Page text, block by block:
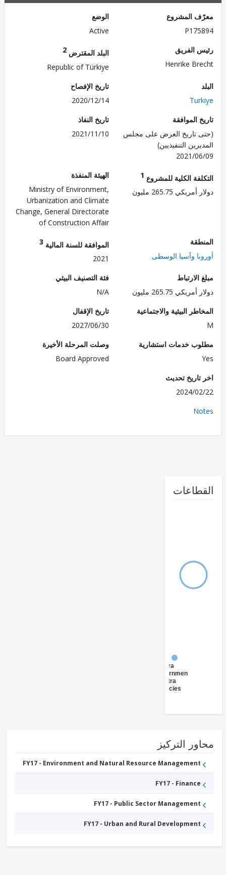
المشروع
الفريق
Henrike
البلد المقترض
Republic of Türkiye
تاريخ الإفصاح
2020/12/14
الموافقة
تاريخ العرض على مجلس
التنفيذيين)
2021/
تاريخ النفاذ
2021/11/10
الكلية للمشروع1
265.75 مليون
الهيئة المنفذة
Ministry of Environment,
Urbanization and Climate
Change, General Directorate
of Construction Affair
وآسيا الوسطى
الموافقة للسنة المالية3
265.75 مليون
فئة التصنيف البيئي
N/A
البيئية والاجتماعية
تاريخ الإقفال
2027/06/30
خدمات استشارية
وصلت المرحلة الأخيرة
Board Approved
تحديث
2024/
FY17 -
Central
Government
(Central
Agencies
)
التركيز
FY17 - Environment and Natural Resource Management
FY17 - Finance
FY17 - Public Sector Management
FY17 - Urban and Rural Development